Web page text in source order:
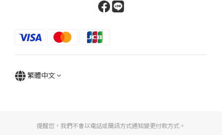
繁體中文
提醒您，我們不會以電話或簡訊方式通知變更付款方式。